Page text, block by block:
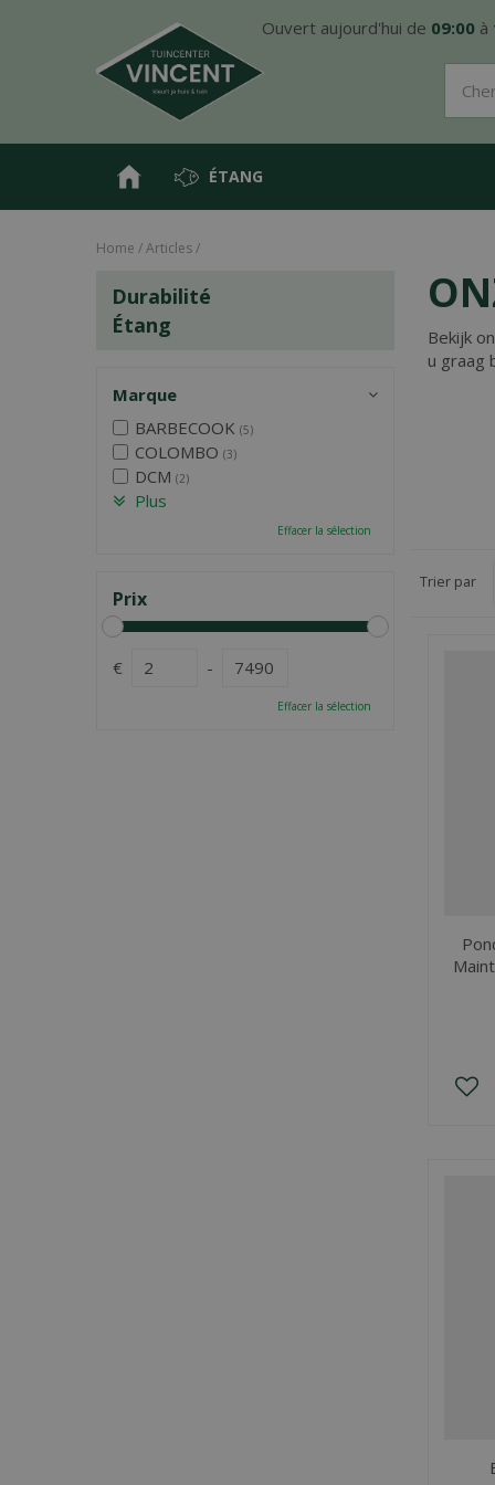
Home Articles
Ouvert aujourd'hui de 09:00 à
ÉTANG
Bekijk
u graag
Trier par
Durabilité
Étang
Marque
BARBECOOK (5)
COLOMBO (3)
DCM (2)
Plus
Effacer la sélection
Prix
€ -
Effacer la sélection